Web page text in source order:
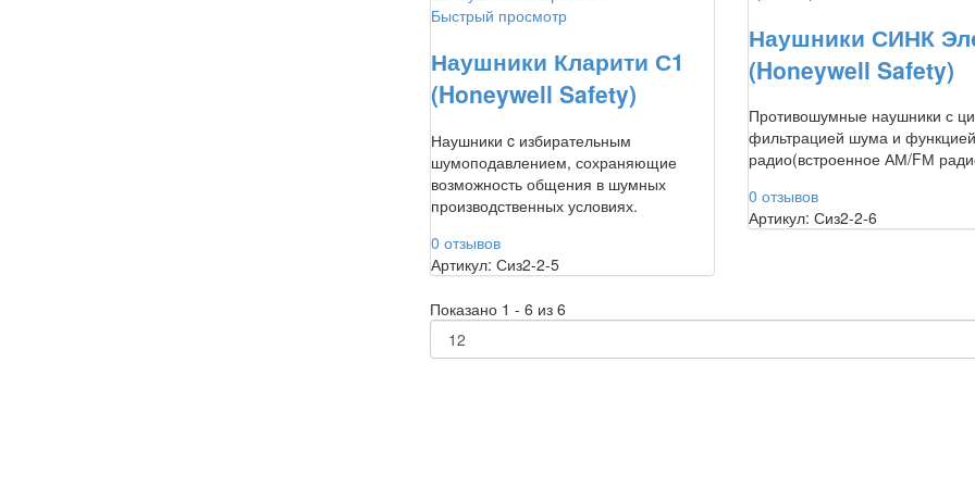
Быстрый просмотр
Наушники Кларити С1
(Honeywell Safety)
Наушники c избирательным
шумоподавлением, сохраняющие
возможность общения в шумных
производственных условиях.
0 отзывов
Артикул: Сиз2-2-5
Наушники СИНК
(Honeywell Safety)
Противошумные наушники с
фильтрацией шума и функцией
радио(встроенное АМ/FМ
0 отзывов
Артикул: Сиз2-2-6
Показано 1 - 6 из 6